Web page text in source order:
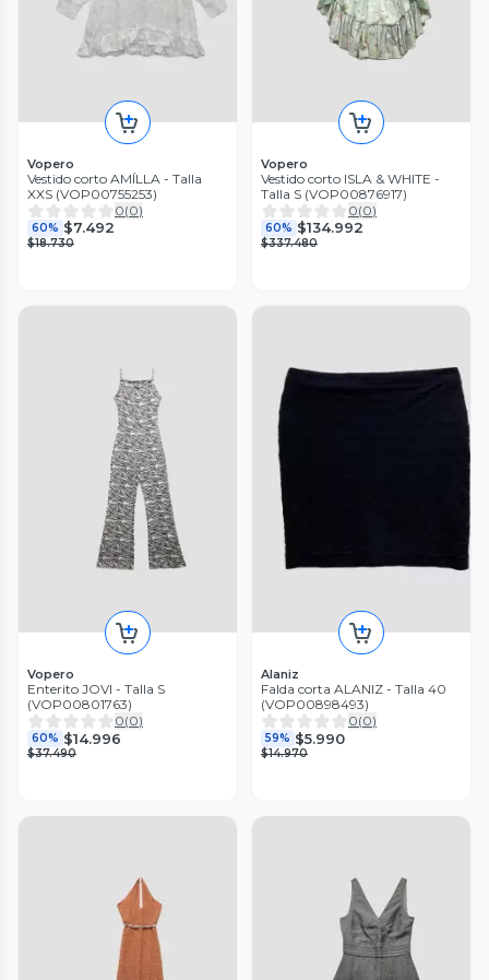
Vopero
Vestido corto AMÍLLA - Talla
XXS (VOP00755253)
0(0)
60% $7.492
$18.730
Vopero
Vestido corto ISLA & WHITE -
Talla S (VOP00876917)
0(0)
60% $134.992
$337.480
Vopero
Enterito JOVI - Talla S
(VOP00801763)
0(0)
60% $14.996
$37.490
Alaniz
Falda corta ALANIZ - Talla 40
(VOP00898493)
0(0)
59% $5.990
$14.970